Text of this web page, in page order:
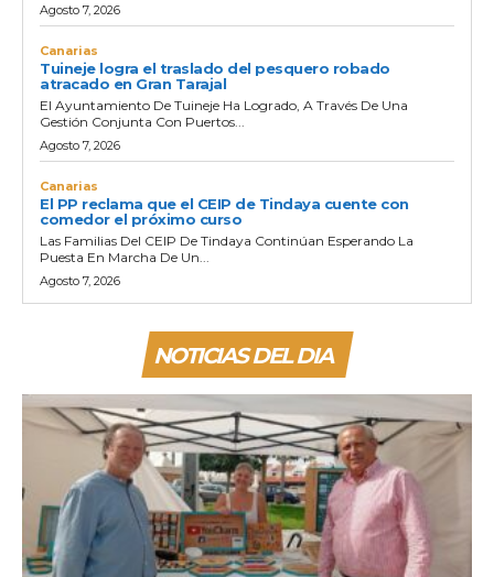
Agosto 7, 2026
Canarias
Tuineje logra el traslado del pesquero robado
atracado en Gran Tarajal
El Ayuntamiento De Tuineje Ha Logrado, A Través De Una
Gestión Conjunta Con Puertos...
Agosto 7, 2026
Canarias
El PP reclama que el CEIP de Tindaya cuente con
comedor el próximo curso
Las Familias Del CEIP De Tindaya Continúan Esperando La
Puesta En Marcha De Un...
Agosto 7, 2026
NOTICIAS DEL DIA